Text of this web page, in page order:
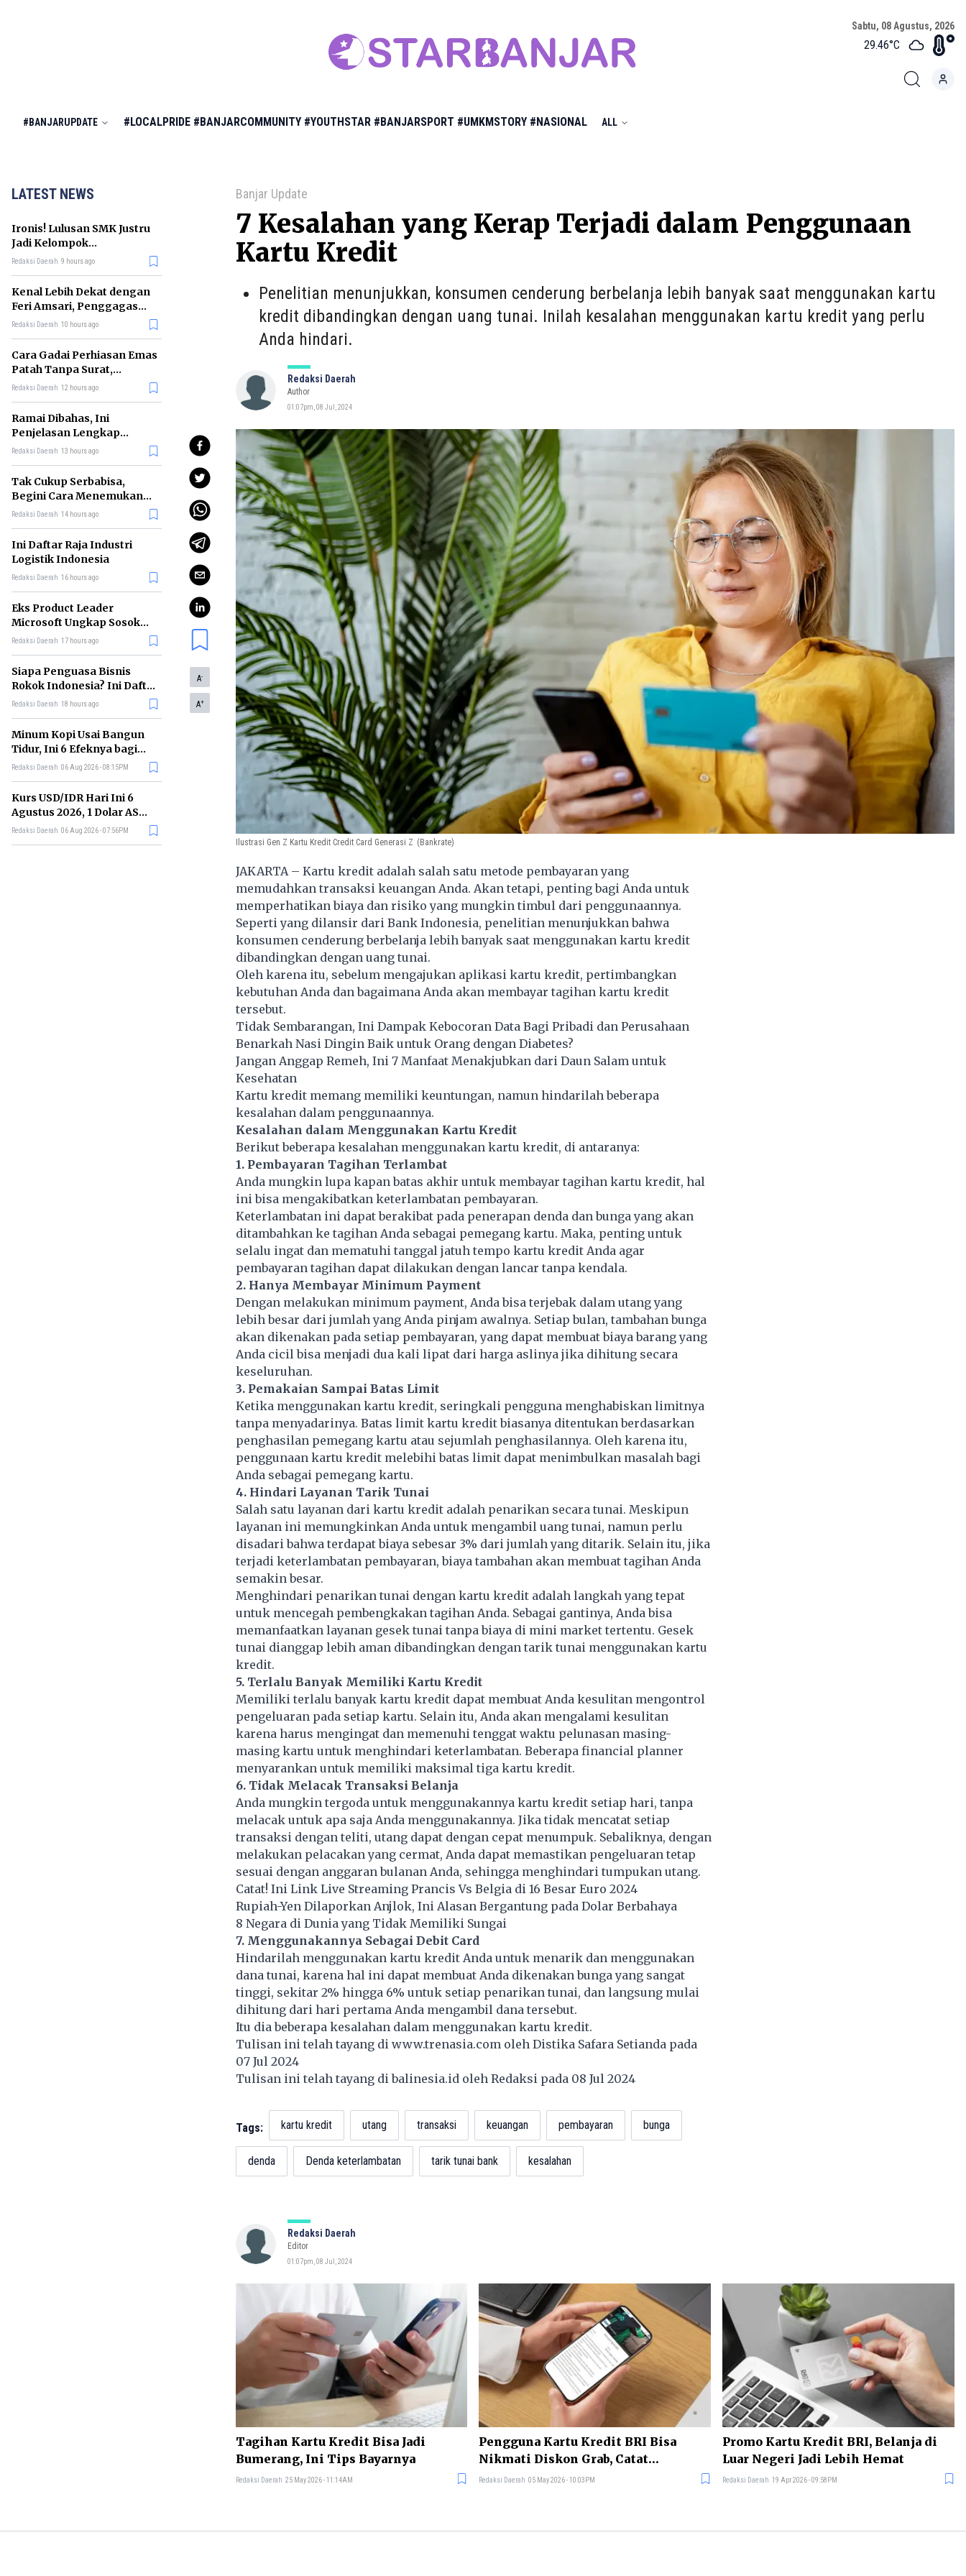
Sabtu, 08 Agustus, 2026
29.46°C
#BANJARUPDATE #LOCALPRIDE #BANJARCOMMUNITY #YOUTHSTAR #BANJARSPORT #UMKMSTORY #NASIONAL ALL
LATEST NEWS
Ironis! Lulusan SMK Justru
Jadi Kelompok
Pengangguran Terbanyak
Redaksi Daerah 9 hours ago
Kenal Lebih Dekat dengan
Feri Amsari, Penggagas
Kabinet Bayangan
Redaksi Daerah 10 hours ago
Cara Gadai Perhiasan Emas
Patah Tanpa Surat,
Ternyata Tetap Bisa!
Redaksi Daerah 12 hours ago
Ramai Dibahas, Ini
Penjelasan Lengkap
tentang Konsep Kabinet
Redaksi Daerah 13 hours ago
Tak Cukup Serbabisa,
Begini Cara Menemukan
'Spike' agar CV Dilirik HR
Redaksi Daerah 14 hours ago
Ini Daftar Raja Industri
Logistik Indonesia
Redaksi Daerah 16 hours ago
Eks Product Leader
Microsoft Ungkap Sosok
yang Paling Cocok
Redaksi Daerah 17 hours ago
Siapa Penguasa Bisnis
Rokok Indonesia? Ini Daftar
Perusahaan Terbesarnya
Redaksi Daerah 18 hours ago
Minum Kopi Usai Bangun
Tidur, Ini 6 Efeknya bagi
Kesehatan Tubuh
Redaksi Daerah 06 Aug 2026 - 08:15PM
Kurs USD/IDR Hari Ini 6
Agustus 2026, 1 Dolar AS
Kini Berapa Rupiah?
Redaksi Daerah 06 Aug 2026 - 07:56PM
Banjar Update
7 Kesalahan yang Kerap Terjadi dalam Penggunaan
Kartu Kredit
Penelitian menunjukkan, konsumen cenderung berbelanja lebih banyak saat menggunakan kartu
kredit dibandingkan dengan uang tunai. Inilah kesalahan menggunakan kartu kredit yang perlu
Anda hindari.
Redaksi Daerah
Author
01:07pm, 08 Jul, 2024
A-
A+
Ilustrasi Gen Z Kartu Kredit Credit Card Generasi Z (Bankrate)
JAKARTA – Kartu kredit adalah salah satu metode pembayaran yang
memudahkan transaksi keuangan Anda. Akan tetapi, penting bagi Anda untuk
memperhatikan biaya dan risiko yang mungkin timbul dari penggunaannya.
Seperti yang dilansir dari Bank Indonesia, penelitian menunjukkan bahwa
konsumen cenderung berbelanja lebih banyak saat menggunakan kartu kredit
dibandingkan dengan uang tunai.
Oleh karena itu, sebelum mengajukan aplikasi kartu kredit, pertimbangkan
kebutuhan Anda dan bagaimana Anda akan membayar tagihan kartu kredit
tersebut.
Tidak Sembarangan, Ini Dampak Kebocoran Data Bagi Pribadi dan Perusahaan
Benarkah Nasi Dingin Baik untuk Orang dengan Diabetes?
Jangan Anggap Remeh, Ini 7 Manfaat Menakjubkan dari Daun Salam untuk
Kesehatan
Kartu kredit memang memiliki keuntungan, namun hindarilah beberapa
kesalahan dalam penggunaannya.
Kesalahan dalam Menggunakan Kartu Kredit
Berikut beberapa kesalahan menggunakan kartu kredit, di antaranya:
1. Pembayaran Tagihan Terlambat
Anda mungkin lupa kapan batas akhir untuk membayar tagihan kartu kredit, hal
ini bisa mengakibatkan keterlambatan pembayaran.
Keterlambatan ini dapat berakibat pada penerapan denda dan bunga yang akan
ditambahkan ke tagihan Anda sebagai pemegang kartu. Maka, penting untuk
selalu ingat dan mematuhi tanggal jatuh tempo kartu kredit Anda agar
pembayaran tagihan dapat dilakukan dengan lancar tanpa kendala.
2. Hanya Membayar Minimum Payment
Dengan melakukan minimum payment, Anda bisa terjebak dalam utang yang
lebih besar dari jumlah yang Anda pinjam awalnya. Setiap bulan, tambahan bunga
akan dikenakan pada setiap pembayaran, yang dapat membuat biaya barang yang
Anda cicil bisa menjadi dua kali lipat dari harga aslinya jika dihitung secara
keseluruhan.
3. Pemakaian Sampai Batas Limit
Ketika menggunakan kartu kredit, seringkali pengguna menghabiskan limitnya
tanpa menyadarinya. Batas limit kartu kredit biasanya ditentukan berdasarkan
penghasilan pemegang kartu atau sejumlah penghasilannya. Oleh karena itu,
penggunaan kartu kredit melebihi batas limit dapat menimbulkan masalah bagi
Anda sebagai pemegang kartu.
4. Hindari Layanan Tarik Tunai
Salah satu layanan dari kartu kredit adalah penarikan secara tunai. Meskipun
layanan ini memungkinkan Anda untuk mengambil uang tunai, namun perlu
disadari bahwa terdapat biaya sebesar 3% dari jumlah yang ditarik. Selain itu, jika
terjadi keterlambatan pembayaran, biaya tambahan akan membuat tagihan Anda
semakin besar.
Menghindari penarikan tunai dengan kartu kredit adalah langkah yang tepat
untuk mencegah pembengkakan tagihan Anda. Sebagai gantinya, Anda bisa
memanfaatkan layanan gesek tunai tanpa biaya di mini market tertentu. Gesek
tunai dianggap lebih aman dibandingkan dengan tarik tunai menggunakan kartu
kredit.
5. Terlalu Banyak Memiliki Kartu Kredit
Memiliki terlalu banyak kartu kredit dapat membuat Anda kesulitan mengontrol
pengeluaran pada setiap kartu. Selain itu, Anda akan mengalami kesulitan
karena harus mengingat dan memenuhi tenggat waktu pelunasan masing-
masing kartu untuk menghindari keterlambatan. Beberapa financial planner
menyarankan untuk memiliki maksimal tiga kartu kredit.
6. Tidak Melacak Transaksi Belanja
Anda mungkin tergoda untuk menggunakannya kartu kredit setiap hari, tanpa
melacak untuk apa saja Anda menggunakannya. Jika tidak mencatat setiap
transaksi dengan teliti, utang dapat dengan cepat menumpuk. Sebaliknya, dengan
melakukan pelacakan yang cermat, Anda dapat memastikan pengeluaran tetap
sesuai dengan anggaran bulanan Anda, sehingga menghindari tumpukan utang.
Catat! Ini Link Live Streaming Prancis Vs Belgia di 16 Besar Euro 2024
Rupiah-Yen Dilaporkan Anjlok, Ini Alasan Bergantung pada Dolar Berbahaya
8 Negara di Dunia yang Tidak Memiliki Sungai
7. Menggunakannya Sebagai Debit Card
Hindarilah menggunakan kartu kredit Anda untuk menarik dan menggunakan
dana tunai, karena hal ini dapat membuat Anda dikenakanbunga yang sangat
tinggi, sekitar 2% hingga 6% untuk setiap penarikan tunai, dan langsung mulai
dihitung dari hari pertama Anda mengambil dana tersebut.
Itu dia beberapa kesalahan dalam menggunakan kartu kredit.
Tulisan ini telah tayang di www.trenasia.com oleh Distika Safara Setianda pada
07 Jul 2024
Tulisan ini telah tayang dibalinesia.id oleh Redaksi pada 08 Jul 2024
Tags: kartu kredit utang transaksi keuangan pembayaran bunga
denda Denda keterlambatan tarik tunai bank kesalahan
Redaksi Daerah
Editor
01:07pm, 08 Jul, 2024
Tagihan Kartu Kredit Bisa Jadi
Bumerang, Ini Tips Bayarnya
Redaksi Daerah 25 May 2026 - 11:14AM
Pengguna Kartu Kredit BRI Bisa
Nikmati Diskon Grab, Catat
Detailnya di Sini!
Redaksi Daerah 05 May 2026 - 10:03PM
Promo Kartu Kredit BRI, Belanja di
Luar Negeri Jadi Lebih Hemat
Redaksi Daerah 19 Apr 2026 - 09:58PM